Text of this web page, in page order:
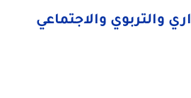
والتربوي والاجتماعي